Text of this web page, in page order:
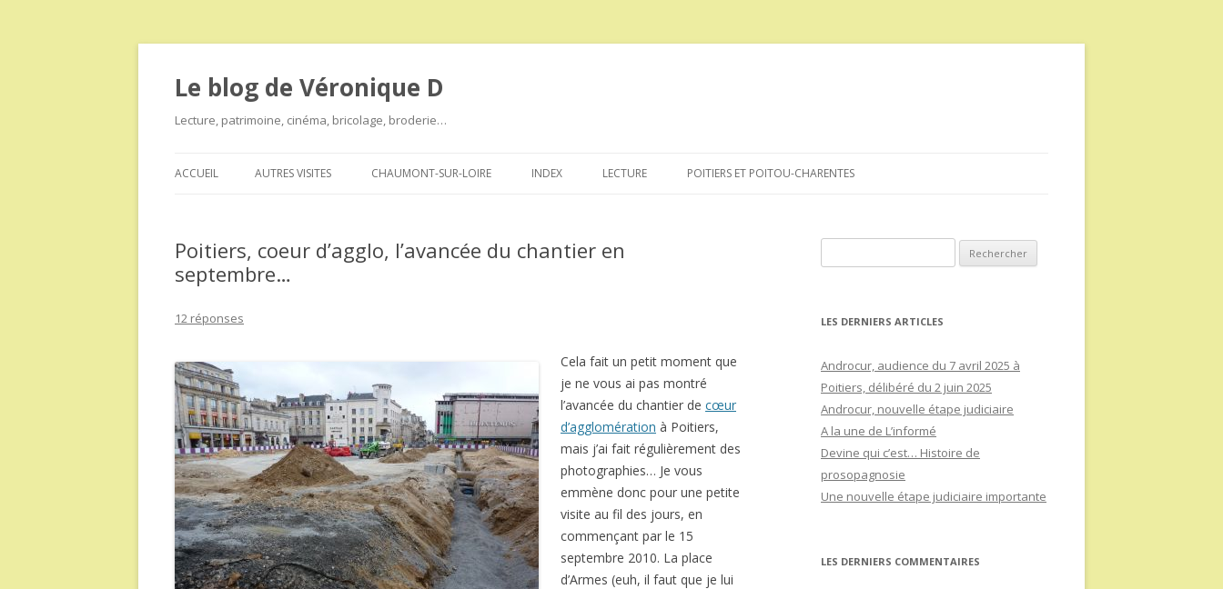
Le blog de Véronique D
Lecture, patrimoine, cinéma, bricolage, broderie…
au
ACCUEIL AUTRES VISITES CHAUMONT-SUR-LOIRE INDEX LECTURE POITIERS ET POITOU-CHARENTES
Poitiers, coeur d’agglo, l’avancée du chantier en
septembre…
12 réponses
Cela fait un petit moment que
je ne vous ai pas montré
l’avancée du chantier de cœur
d’agglomération à Poitiers,
mais j’ai fait régulièrement des
photographies… Je vous
emmène donc pour une petite
visite au fil des jours, en
commençant par le 15
septembre 2010. La place
d’Armes (euh, il faut que je lui
LES DERNIERS ARTICLES
Androcur, audience du 7 avril 2025 à
Poitiers, délibéré du 2 juin 2025
Androcur, nouvelle étape judiciaire
A la une de L’informé
Devine qui c’est… Histoire de
prosopagnosie
Une nouvelle étape judiciaire importante
LES DERNIERS COMMENTAIRES